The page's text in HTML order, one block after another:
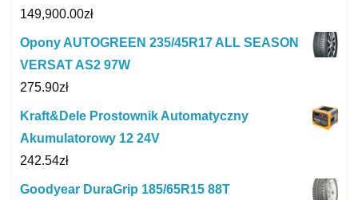
149,900.00zł
Opony AUTOGREEN 235/45R17 ALL SEASON
VERSAT AS2 97W
275.90zł
Kraft&Dele Prostownik Automatyczny
Akumulatorowy 12 24V
242.54zł
Goodyear DuraGrip 185/65R15 88T